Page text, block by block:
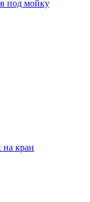
под мойку
на кран